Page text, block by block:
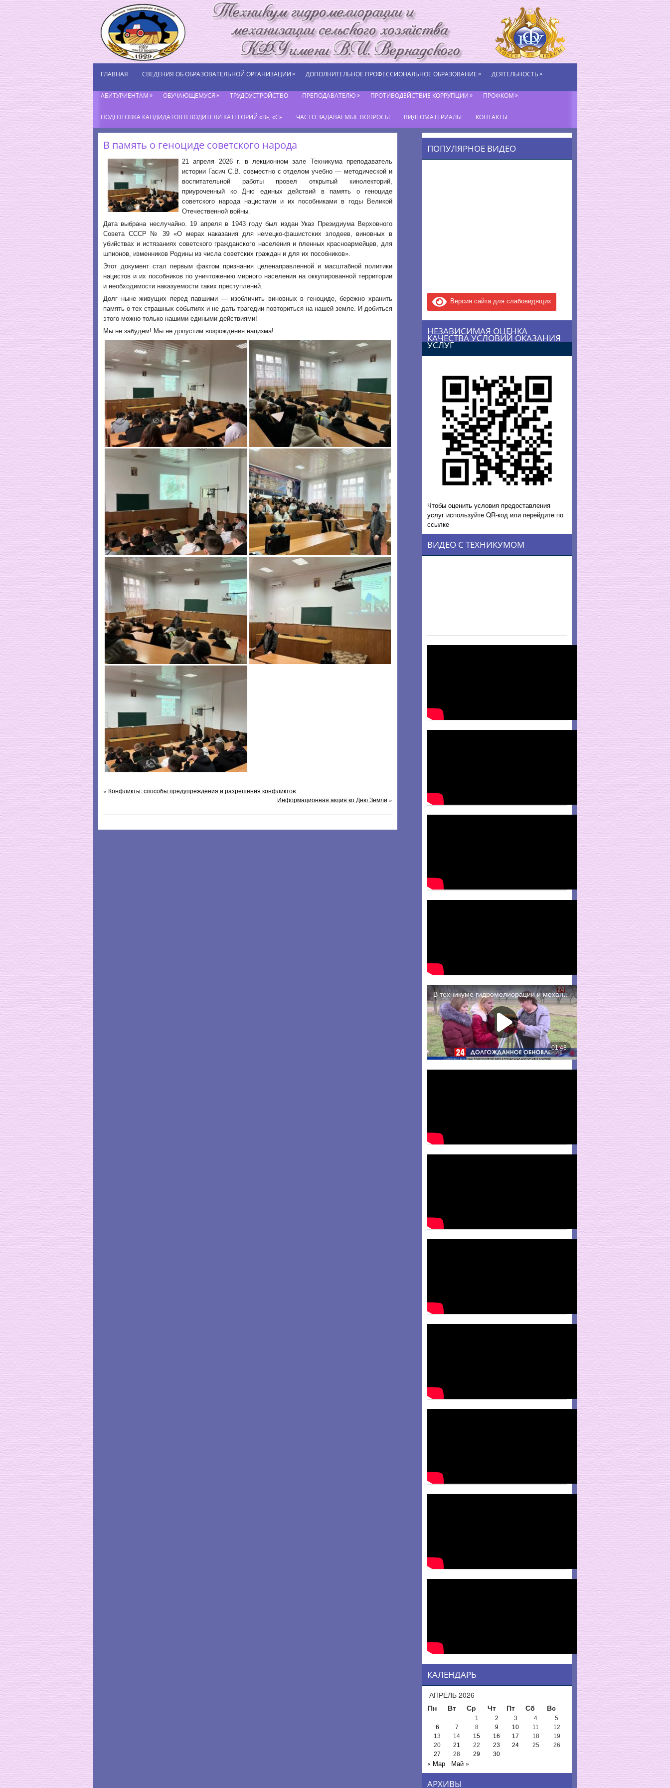
ГЛАВНАЯ СВЕДЕНИЯ ОБ ОБРАЗОВАТЕЛЬНОЙ ОРГАНИЗАЦИИ» ДОПОЛНИТЕЛЬНОЕ ПРОФЕССИОНАЛЬНОЕ ОБРАЗОВАНИЕ» ДЕЯТЕЛЬНОСТЬ»
АБИТУРИЕНТАМ» ОБУЧАЮЩЕМУСЯ» ТРУДОУСТРОЙСТВО ПРЕПОДАВАТЕЛЮ» ПРОТИВОДЕЙСТВИЕ КОРРУПЦИИ» ПРОФКОМ»
ПОДГОТОВКА КАНДИДАТОВ В ВОДИТЕЛИ КАТЕГОРИЙ «В», «С» ЧАСТО ЗАДАВАЕМЫЕ ВОПРОСЫ ВИДЕОМАТЕРИАЛЫ КОНТАКТЫ
В память о геноциде советского народа
21 апреля 2026 г. в лекционном зале Техникума преподаватель
истории Гасич С.В. совместно с отделом учебно — методической и
воспитательной работы провел открытый кинолекторий,
приуроченный ко Дню единых действий в память о геноциде
советского народа нацистами и их пособниками в годы Великой
Отечественной войны.
Дата выбрана неслучайно. 19 апреля в 1943 году был издан Указ Президиума Верховного
Совета СССР № 39 «О мерах наказания для немецко-фашистских злодеев, виновных в
убийствах и истязаниях советского гражданского населения и пленных красноармейцев, для
шпионов, изменников Родины из числа советских граждан и для их пособников».
Этот документ стал первым фактом признания целенаправленной и масштабной политики
нацистов и их пособников по уничтожению мирного населения на оккупированной территории
и необходимости наказуемости таких преступлений.
Долг ныне живущих перед павшими — изобличить виновных в геноциде, бережно хранить
память о тех страшных событиях и не дать трагедии повториться на нашей земле. И добиться
этого можно только нашими едиными действиями!
Мы не забудем! Мы не допустим возрождения нацизма!
« Конфликты: способы предупреждения и разрешения конфликтов
Информационная акция ко Дню Земли »
ПОПУЛЯРНОЕ ВИДЕО
Версия сайта для слабовидящих
НЕЗАВИСИМАЯ ОЦЕНКА
КАЧЕСТВА УСЛОВИЙ ОКАЗАНИЯ
УСЛУГ
Чтобы оценить условия предоставления
услуг используйте QR-код или перейдите по
ссылке
ВИДЕО С ТЕХНИКУМОМ
КАЛЕНДАРЬ
АПРЕЛЬ 2026
Пн
Вт Ср Чт Пт Сб Вс
1 2 3 4
5
6
7 8 9 10 11
12
13
14 15 16 17 18
19
20
21 22 23 24 25
26
27
28 29 30
« Мар Май »
АРХИВЫ